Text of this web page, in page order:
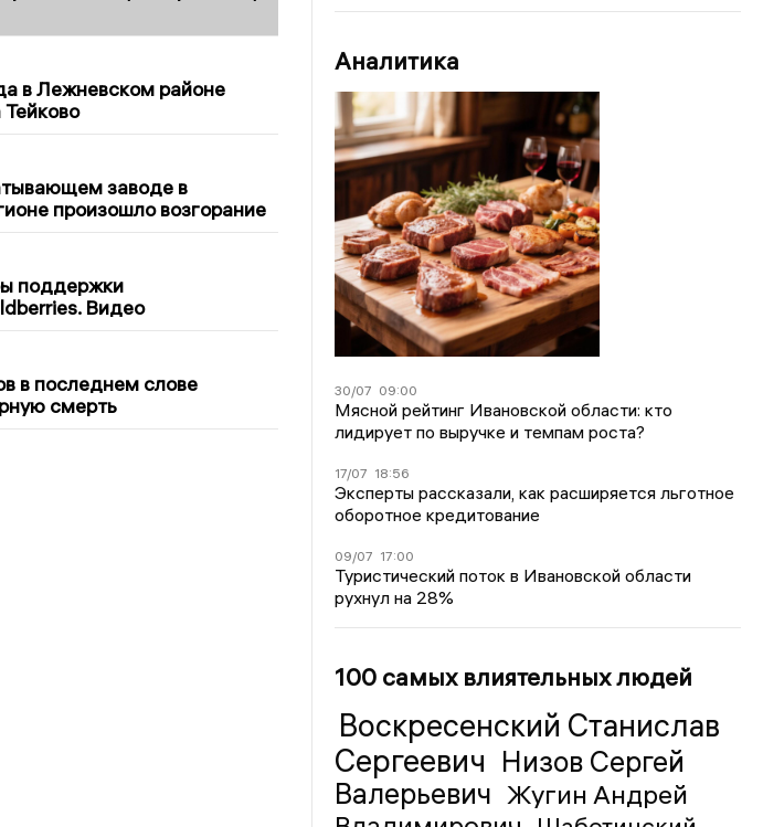
в Лежневском районе
заводе в
произошло возгорание
поддержки
Видео
в последнем слове
смерть
Аналитика
30/07 09:00
Мясной рейтинг Ивановской области: кто
лидирует по выручке и темпам роста?
17/07 18:56
Эксперты рассказали, как расширяется льготное
оборотное кредитование
09/07 17:00
Туристический поток в Ивановской области
рухнул на 28%
100 самых влиятельных людей
Воскресенский Станислав
Сергеевич Низов Сергей
Валерьевич Жугин Андрей